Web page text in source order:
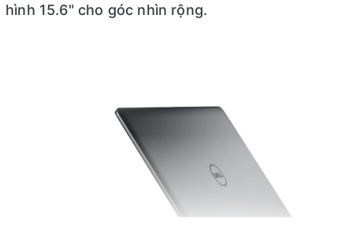
hình 15.6" cho góc nhìn rộng.